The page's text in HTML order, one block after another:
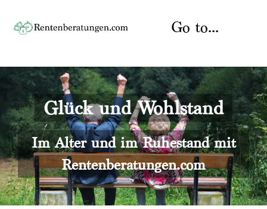
content
Go to...
Startseite
Rente
Rentenberater
Rentenversicherung
Versicherungsberatung
Über uns
Kontakt
Glück und Wohlstand
Im Alter und im Ruhestand mit
Rentenberatungen.com